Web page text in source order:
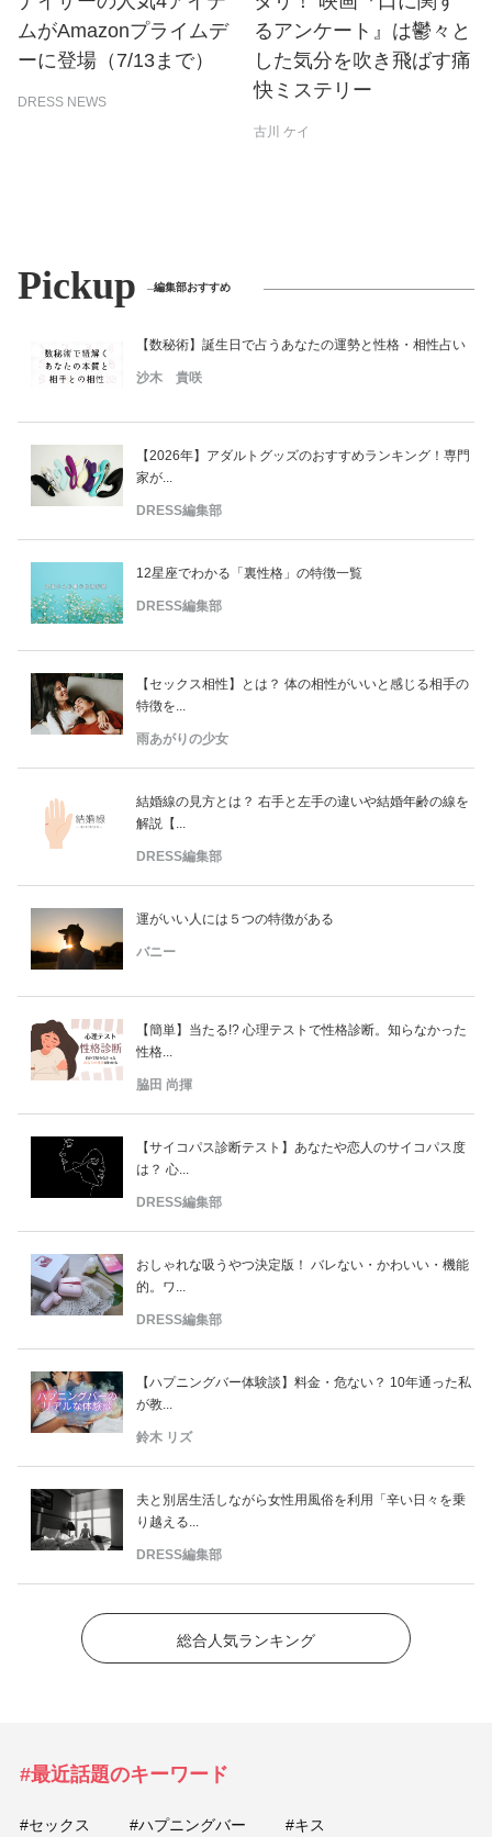
ムがAmazonプライムデ
ーに登場（7/13まで）
DRESS NEWS
るアンケート』は鬱々と
した気分を吹き飛ばす痛
快ミステリー
古川 ケイ
Pickup 編集部おすすめ
【数秘術】誕生日で占うあなたの運勢と性格・相性占い
沙木 貴咲
【2026年】アダルトグッズのおすすめランキング！専門
家が...
DRESS編集部
12星座でわかる「裏性格」の特徴一覧
DRESS編集部
【セックス相性】とは？ 体の相性がいいと感じる相手の
特徴を...
雨あがりの少女
結婚線の見方とは？ 右手と左手の違いや結婚年齢の線を
解説【...
DRESS編集部
運がいい人には５つの特徴がある
バニー
【簡単】当たる!? 心理テストで性格診断。知らなかった
性格...
脇田 尚揮
【サイコパス診断テスト】あなたや恋人のサイコパス度
は？ 心...
DRESS編集部
おしゃれな吸うやつ決定版！ バレない・かわいい・機能
的。ワ...
DRESS編集部
【ハプニングバー体験談】料金・危ない？ 10年通った私
が教...
鈴木 リズ
夫と別居生活しながら女性用風俗を利用「辛い日々を乗
り越える...
DRESS編集部
総合人気ランキング
#最近話題のキーワード
#セックス #ハプニングバー #キス